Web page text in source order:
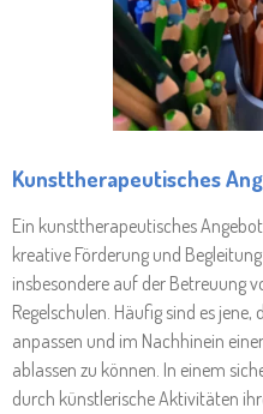
Kunsttherapeutisches
Ein kunsttherapeutisches
kreative Förderung und
insbesondere auf der Betreuung
Regelschulen. Häufig sind es jene,
anpassen und im Nachhinein
ablassen zu können. In einem
durch künstlerische Aktivitäten